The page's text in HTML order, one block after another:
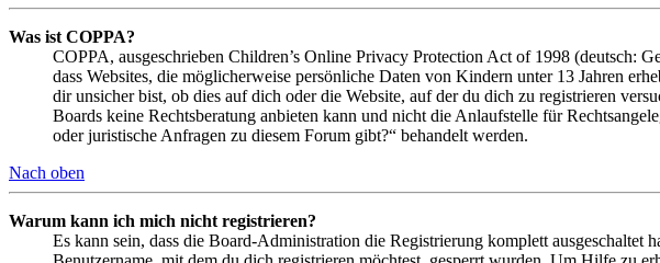
Was ist COPPA?
COPPA, ausgeschrieben Children’s Online Privacy Protection Act of 1998 (deutsch:
dass Websites, die möglicherweise persönliche Daten von Kindern unter 13 Jahren
dir unsicher bist, ob dies auf dich oder die Website, auf der du dich zu registrieren
Boards keine Rechtsberatung anbieten kann und nicht die Anlaufstelle für
oder juristische Anfragen zu diesem Forum gibt?“ behandelt werden.
Nach oben
Warum kann ich mich nicht registrieren?
Es kann sein, dass die Board-Administration die Registrierung komplett ausgeschaltet